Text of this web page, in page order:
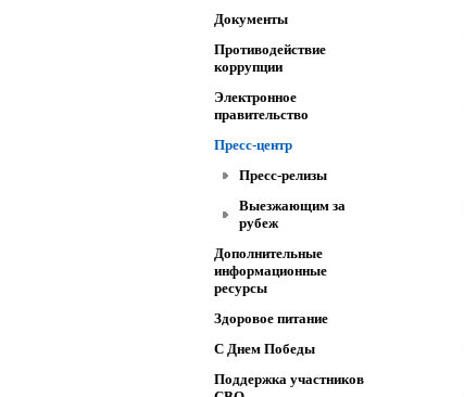
Документы
Противодействие
коррупции
Электронное
правительство
Пресс-центр
Пресс-релизы
Выезжающим за
рубеж
Дополнительные
информационные
ресурсы
Здоровое питание
C Днем Победы
Поддержка участников